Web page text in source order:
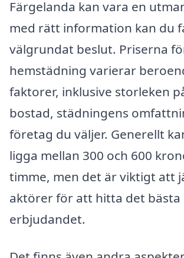
Färgelanda kan vara en
med rätt information kan du
välgrundat beslut. Priserna
hemstädning varierar
faktorer, inklusive storleken
bostad, städningens
företag du väljer. Generellt
ligga mellan 300 och 600
timme, men det är viktigt att
aktörer för att hitta det bästa
erbjudandet.